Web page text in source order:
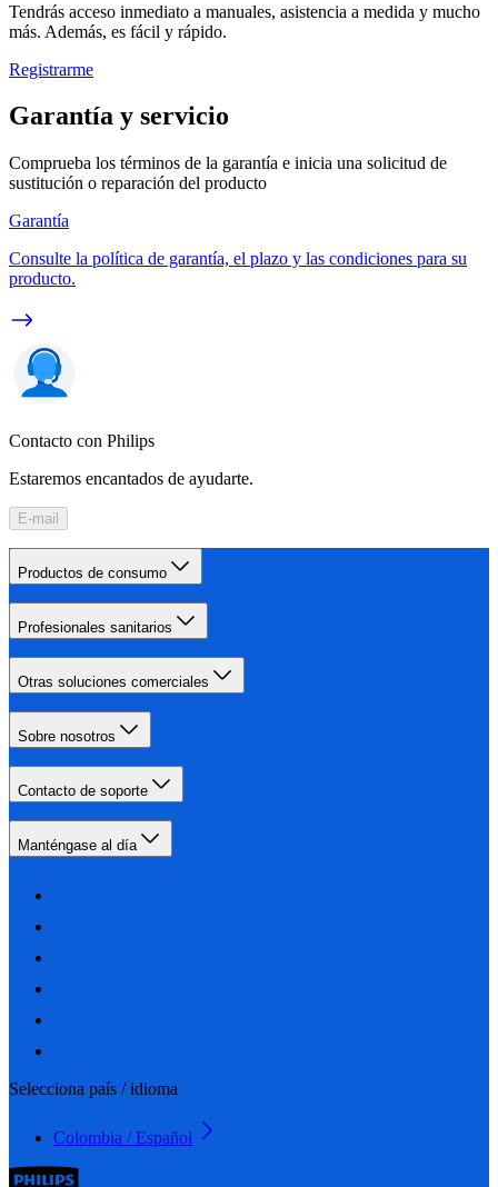
Tendrás acceso inmediato a manuales, asistencia a medida y mucho
más. Además, es fácil y rápido.
Registrarme
Garantía y servicio
Comprueba los términos de la garantía e inicia una solicitud de
sustitución o reparación del producto
Garantía
Consulte la política de garantía, el plazo y las condiciones para su
producto.
Contacto con Philips
Estaremos encantados de ayudarte.
E-mail
Productos de consumo
Profesionales sanitarios
Otras soluciones comerciales
Sobre nosotros
Contacto de soporte
Manténgase al día
Selecciona país / idioma
Colombia / Español